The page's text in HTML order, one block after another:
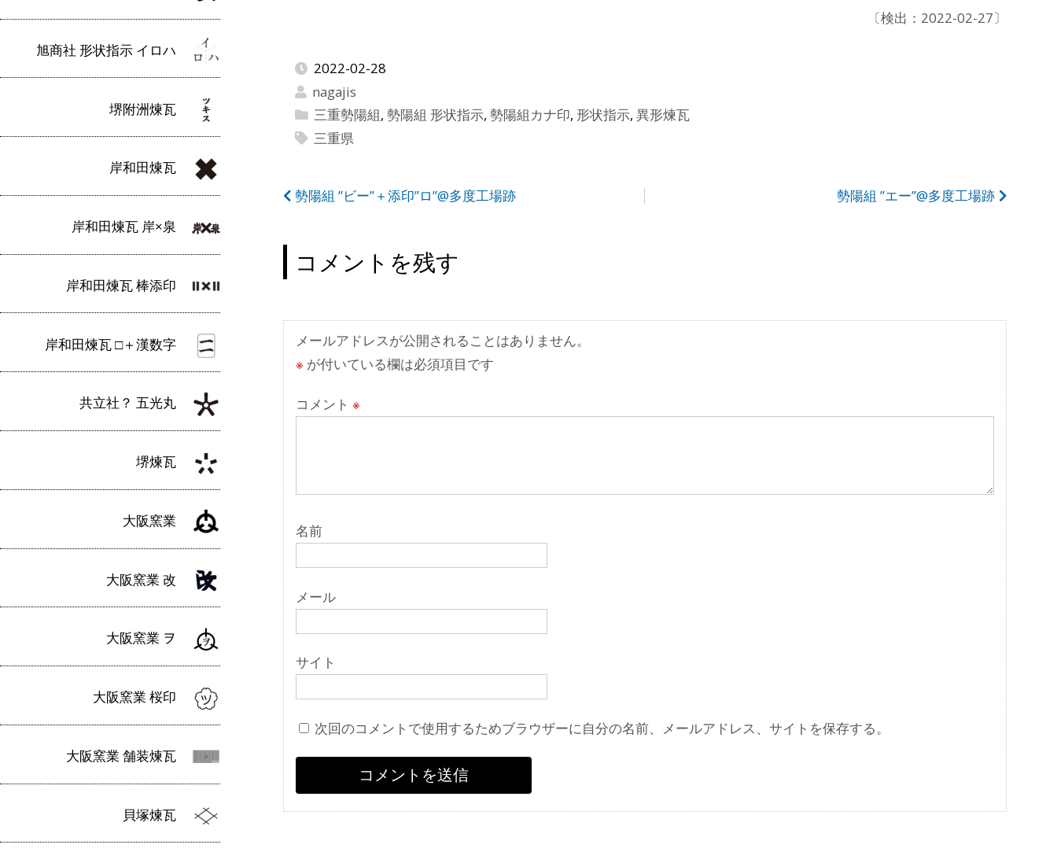
旭商社 形状指示 イロハ
堺附洲煉瓦
岸和田煉瓦
岸和田煉瓦 岸×泉
岸和田煉瓦 棒添印
岸和田煉瓦 □＋漢数字
共立社？ 五光丸
堺煉瓦
大阪窯業
大阪窯業 改
大阪窯業 ヲ
大阪窯業 桜印
大阪窯業 舗装煉瓦
貝塚煉瓦
〔検出：2022-02-27〕
2022-02-28
nagajis
三重勢陽組, 勢陽組 形状指示, 勢陽組カナ印, 形状指示, 異形煉瓦
三重県
投
ナ
ビ
ゲ
ー
シ
ョ
ン
勢陽組 ”エー”@多度工場跡
勢陽組 ”ビー”＋添印”ロ”@多度工場跡
コメントを残す
メールアドレスが公開されることはありません。
※ が付いている欄は必須項目です
コメント ※
名前
メール
サイト
次回のコメントで使用するためブラウザーに自分の名前、メールアドレス、サイトを保存する。